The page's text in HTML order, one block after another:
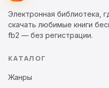
Электронная библиотека,
скачать любимые книги
fb2 — без регистрации.
КАТАЛОГ
Жанры